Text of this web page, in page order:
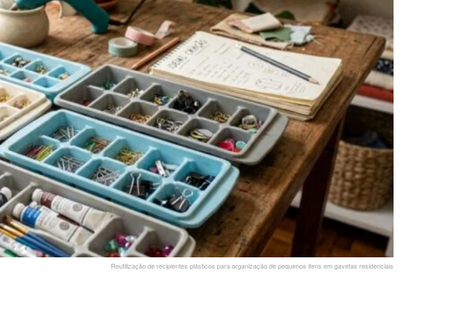
Reutilização de recipientes plásticos para organização de pequenos itens em gavetas residenciais